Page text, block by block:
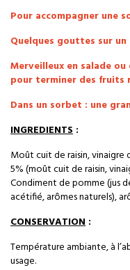
Pour accompagner une
Quelques gouttes sur
Merveilleux en salade
pour terminer des fruits
Dans un sorbet : une
INGREDIENTS :
Moût cuit de raisin, vinaigre
5% (moût cuit de raisin,
Condiment de pomme (jus
acétifié, arômes naturels),
CONSERVATION :
Température ambiante, à
usage.